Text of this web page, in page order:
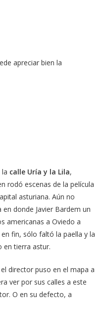
apreciar bien la
calle Uría y la Lila,
rodó escenas de la película
asturiana. Aún no
donde Javier Bardem un
americanas a Oviedo a
en fin, sólo faltó la paella y la
en tierra astur.
director puso en el mapa a
ver por sus calles a este
O en su defecto, a